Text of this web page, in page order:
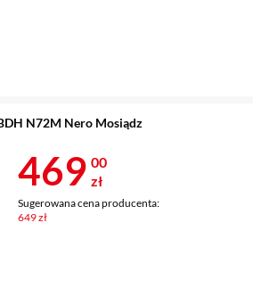
N72M Nero Mosiądz
Cena 469 zł
469 00
zł
Sugerowana cena producenta:
649 zł